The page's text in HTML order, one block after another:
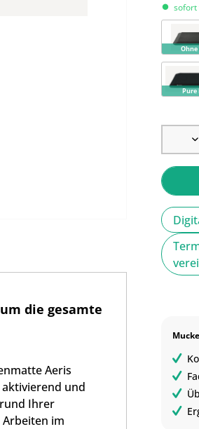
die gesamte
Aeris
und
Ihrer
im
sofort
Ohne
Pure